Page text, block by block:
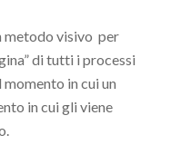
metodo visivo per
di tutti i processi
momento in cui un
in cui gli viene